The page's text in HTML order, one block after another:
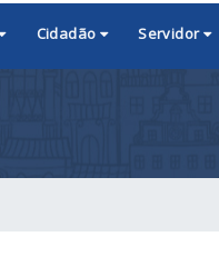
Cidadão Servidor